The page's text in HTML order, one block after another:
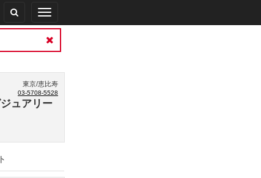
Toggle
navigation
東京/恵比寿
03-5708-5528
ュアリー